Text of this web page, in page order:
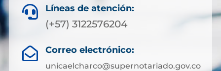
 Líneas de atención:
(+57) 3122576204
 Correo electrónico:
unicaelcharco@supernotariado.gov.co